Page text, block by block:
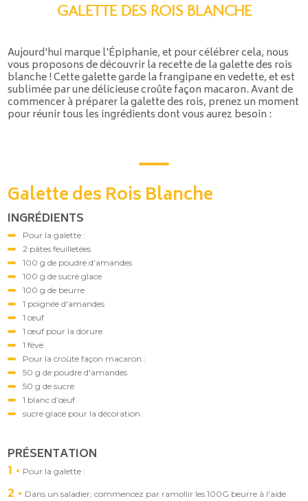
GALETTE DES ROIS BLANCHE
Aujourd'hui marque l'Épiphanie, et pour célébrer cela, nous
vous proposons de découvrir la recette de la galette des rois
blanche ! Cette galette garde la frangipane en vedette, et est
sublimée par une délicieuse croûte façon macaron. Avant de
commencer à préparer la galette des rois, prenez un moment
pour réunir tous les ingrédients dont vous aurez besoin :
Galette des Rois Blanche
INGRÉDIENTS
Pour la galette :
2 pâtes feuilletées
100 g de poudre d'amandes
100 g de sucre glace
100 g de beurre
1 poignée d'amandes
1 œuf
1 œuf pour la dorure
1 fève
Pour la croûte façon macaron :
50 g de poudre d'amandes
50 g de sucre
1 blanc d’œuf
sucre glace pour la décoration
PRÉSENTATION
1 Pour la galette :
2
Dans un saladier, commencez par ramollir les 100G beurre à l'aide